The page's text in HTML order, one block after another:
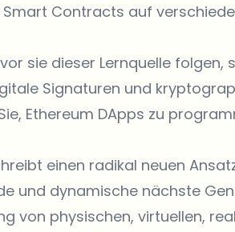
Contracts auf
sie dieser Lernquelle folgen,
Signaturen und
Ethereum DApps zu
einen radikal neuen
und dynamische nächste
von physischen, virtuellen,